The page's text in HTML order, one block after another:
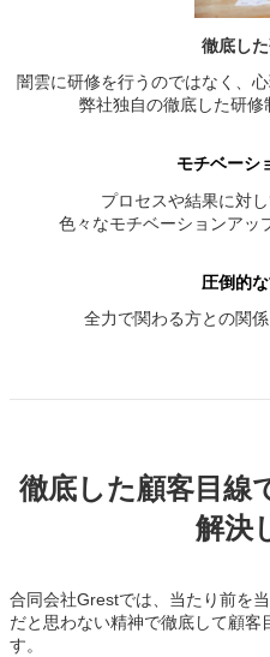
徹底し
闇雲に研修を行うのではなく、
弊社独自の徹底した研修
モチベーシ
プロセスや結果に対
色々なモチベーションアッ
圧倒的
全力で関わる方との関
徹底した顧客目線
解決
合同会社Grestでは、当たり前を
だと思わない精神で徹底して顧客
す。